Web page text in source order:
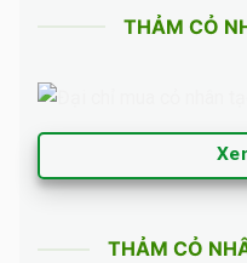
THẢM CỎ
THẢM CỎ